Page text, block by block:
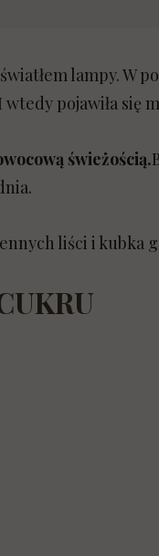
prostota
cukru
lampy. W
pojawiła się
świeżością.
liści i kubka